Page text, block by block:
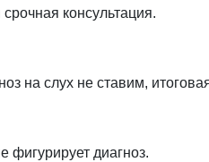
консультация.
на слух не ставим,
фигурирует диагноз.